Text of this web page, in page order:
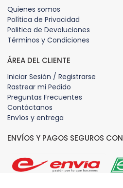
Quienes somos
Política de Privacidad
Politica de Devoluciones
Términos y Condiciones
ÁREA DEL CLIENTE
Iniciar Sesión / Registrarse
Rastrear mi Pedido
Preguntas Frecuentes
Contáctanos
Envíos y entrega
ENVÍOS Y PAGOS SEGUROS CON